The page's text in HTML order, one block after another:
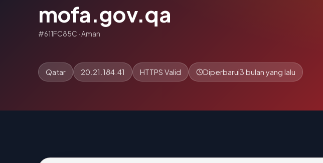
mofa.gov.qa
#611FC85C · Aman
Qatar 20.21.184.41 HTTPS Valid Diperbarui3 bulan yang lalu